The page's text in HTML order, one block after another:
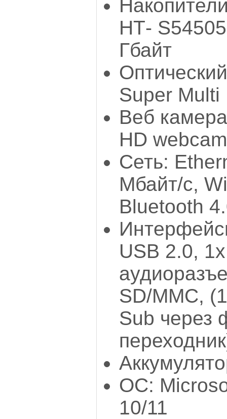
НТ-
Гбайт
Super Multi
Веб
HD webcam
Сеть:
Мбайт/с,
Bluetooth
USB 2.0,
SD/MMC,
Sub через
ОС:
10/11